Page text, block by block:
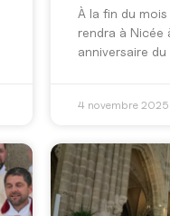
À la fin du
rendra à Nicée
anniversaire du
4 novembre 2025